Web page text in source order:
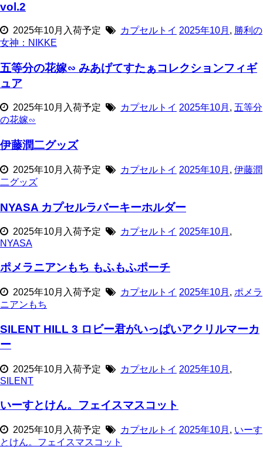
vol.2
2025年10月入荷予定 カプセルトイ 2025年10月 , 勝利の
女神：NIKKE
五等分の花嫁∽ みあげてすたぁコレクションフィギ
ュア
2025年10月入荷予定 カプセルトイ 2025年10月 , 五等分
の花嫁∽
伊藤潤二グッズ
2025年10月入荷予定 カプセルトイ 2025年10月 , 伊藤潤
二グッズ
NYASA カプセルラバーキーホルダー
2025年10月入荷予定 カプセルトイ 2025年10月 ,
NYASA
ポメラニアンもち もふもふポーチ
2025年10月入荷予定 カプセルトイ 2025年10月 , ポメラ
ニアンもち
SILENT HILL 3 ロビー君がいっぱいアクリルマーカ
ー
2025年10月入荷予定 カプセルトイ 2025年10月 ,
SILENT
いーすとけん。フェイスマスコット
2025年10月入荷予定 カプセルトイ 2025年10月 , いーす
とけん。フェイスマスコット